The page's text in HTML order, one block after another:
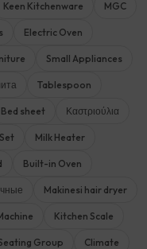
Keen Kitchenware MGC
Electric Oven
Small Appliances
Tablespoon
Bed sheet Καστριούλια
Milk Heater
Built-in Oven
Makinesi hair dryer
Kitchen Scale
Group Climate